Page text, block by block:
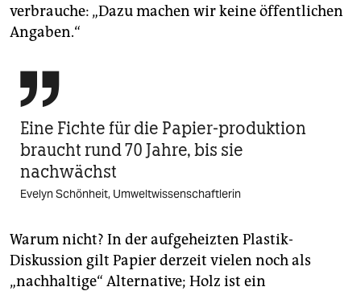
verbrauche: „Dazu machen wir keine öffentlichen
Angaben.“

Eine Fichte für die Papier-produktion
braucht rund 70 Jahre, bis sie
nachwächst
Evelyn Schönheit, Umweltwissenschaftlerin
Warum nicht? In der aufgeheizten Plastik-
Diskussion gilt Papier derzeit vielen noch als
„nachhaltige“ Alternative; Holz ist ein